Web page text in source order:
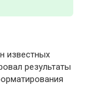
известных
результаты